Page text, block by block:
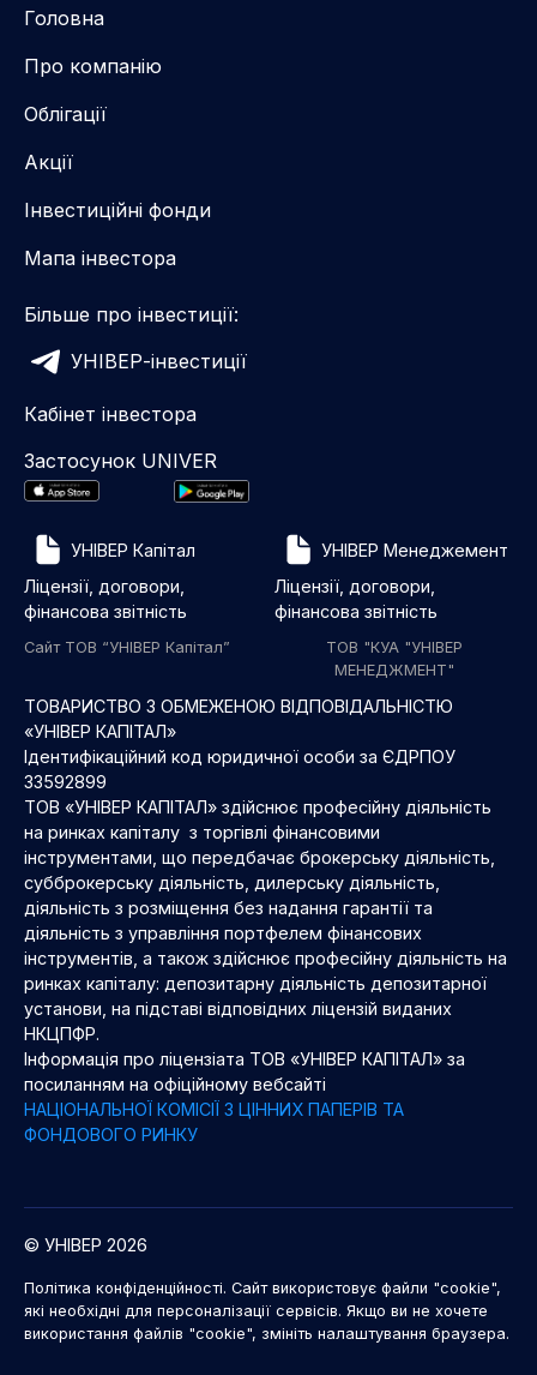
Головна
Про компанію
Облігації
Акції
Інвестиційні фонди
Мапа інвестора
Більше про інвестиції:
УНІВЕР-інвестиції
Кабінет інвестора
Застосунок UNIVER
УНІВЕР Капітал
Ліцензії, договори,
фінансова звітність
Сайт ТОВ “УНІВЕР Капітал”
УНІВЕР Менеджемент
Ліцензії, договори,
фінансова звітність
ТОВ "КУА "УНІВЕР
МЕНЕДЖМЕНТ"
ТОВАРИСТВО З ОБМЕЖЕНОЮ ВІДПОВІДАЛЬНІСТЮ
«УНІВЕР КАПІТАЛ»
Ідентифікаційний код юридичної особи за ЄДРПОУ
33592899
ТОВ «УНІВЕР КАПІТАЛ» здійснює професійну діяльність
на ринках капіталу з торгівлі фінансовими
інструментами, що передбачає брокерську діяльність,
субброкерську діяльність, дилерську діяльність,
діяльність з розміщення без надання гарантії та
діяльність з управління портфелем фінансових
інструментів, а також здійснює професійну діяльність на
ринках капіталу: депозитарну діяльність депозитарної
установи, на підставі відповідних ліцензій виданих
НКЦПФР.
Інформація про ліцензіата ТОВ «УНІВЕР КАПІТАЛ» за
посиланням на офіційному вебсайті
НАЦІОНАЛЬНОЇ КОМІСІЇ З ЦІННИХ ПАПЕРІВ ТА
ФОНДОВОГО РИНКУ
© УНІВЕР 2026
Політика конфіденційності. Сайт використовує файли "cookie",
які необхідні для персоналізації сервісів. Якщо ви не хочете
використання файлів "cookie", змініть налаштування браузера.